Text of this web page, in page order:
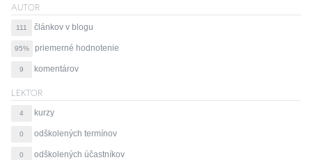
AUTOR
111 článkov v blogu
95% priemerné hodnotenie
9 komentárov
LEKTOR
4 kurzy
0 odškolených termínov
0 odškolených účastníkov